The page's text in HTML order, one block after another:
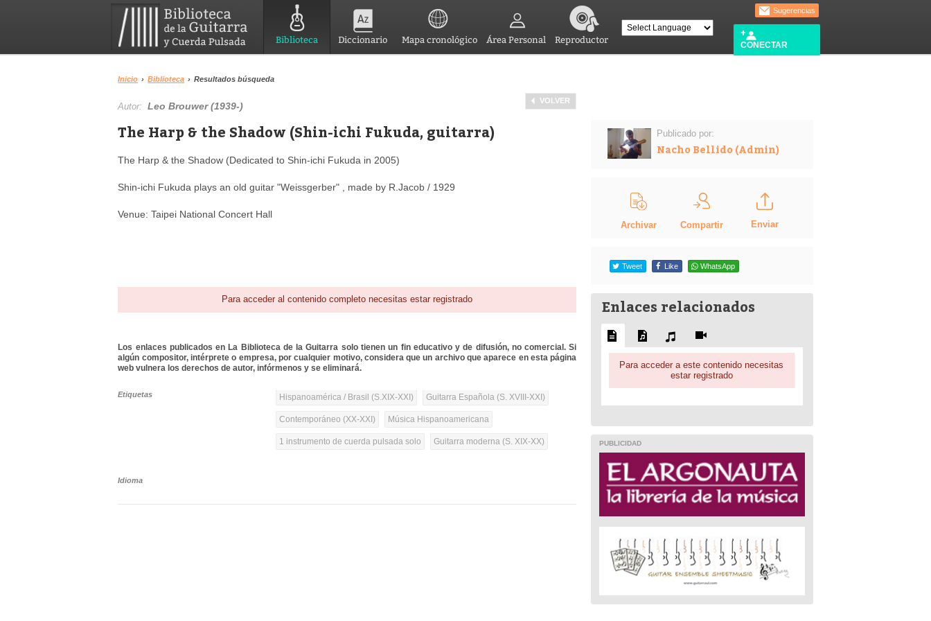
Biblioteca Diccionario Mapa cronológico Área Personal Reproductor
Sugerencias
CONECTAR
Inicio › Biblioteca › Resultados búsqueda
VOLVER
Autor:Leo Brouwer (1939-)
The Harp & the Shadow (Shin-ichi Fukuda, guitarra)
The Harp & the Shadow (Dedicated to Shin-ichi Fukuda in 2005)
Shin-ichi Fukuda plays an old guitar "Weissgerber" , made by R.Jacob / 1929
Venue: Taipei National Concert Hall
Para acceder al contenido completo necesitas estar registrado
Los enlaces publicados en La Biblioteca de la Guitarra solo tienen un fin educativo y de difusión, no comercial. Si
algún compositor, intérprete o empresa, por cualquier motivo, considera que un archivo que aparece en esta página
web vulnera los derechos de autor, infórmenos y se eliminará.
Etiquetas Hispanoamérica / Brasil (S.XIX-XXI) Guitarra Española (S. XVIII-XXI)
Contemporáneo (XX-XXI) Música Hispanoamericana
1 instrumento de cuerda pulsada solo Guitarra moderna (S. XIX-XX)
Idioma
Publicado por:
Nacho Bellido (Admin)
Archivar Compartir Enviar
Tweet Like WhatsApp
Enlaces relacionados
Para acceder a este contenido necesitas
estar registrado
PUBLICIDAD